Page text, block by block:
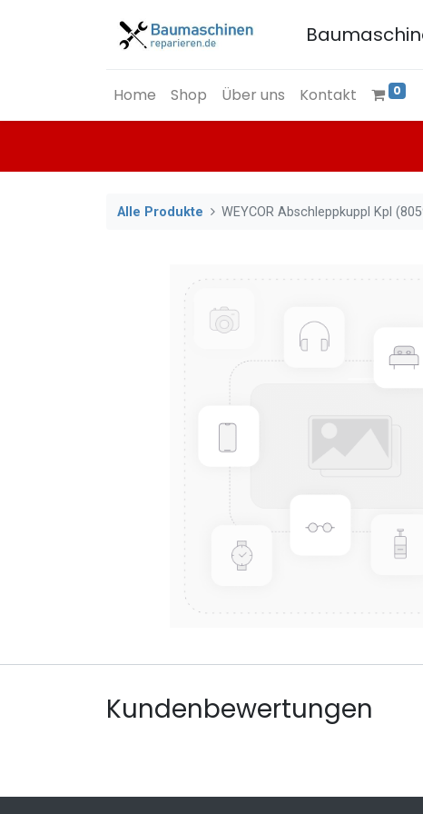
Home Shop Über uns Kontakt 0
Alle Produkte WEYCOR Abschleppkuppl Kpl
Kundenbewertungen